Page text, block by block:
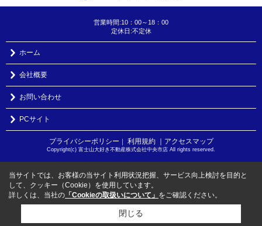
営業時間:10：00～18：00
定休日:不定休
ホーム
会社概要
お問い合わせ
PCサイト
プライバシーポリシー 利用規約 ｜アクセスマップ
Copyright(c) 富士山大好き不動産株式会社中央市店 All rights reserved.
当サイトでは、お客様の当サイト利用状況把握、サービス向上検討を目的と
して、クッキー（Cookie）を使用しています。
詳しくは、当社の 「Cookieの取扱いについて」 をご確認ください。
閉じる